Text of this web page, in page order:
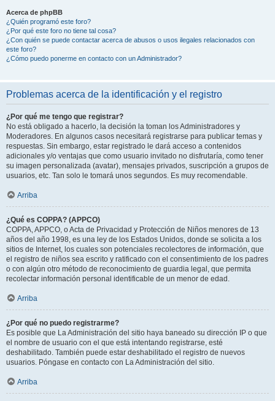
Acerca de phpBB
¿Quién programó este foro?
¿Por qué este foro no tiene tal cosa?
¿Con quién se puede contactar acerca de abusos o usos ilegales relacionados con
este foro?
¿Cómo puedo ponerme en contacto con un Administrador?
Problemas acerca de la identificación y el registro
¿Por qué me tengo que registrar?
No está obligado a hacerlo, la decisión la toman los Administradores y
Moderadores. En algunos casos necesitará registrarse para publicar temas y
respuestas. Sin embargo, estar registrado le dará acceso a contenidos
adicionales y/o ventajas que como usuario invitado no disfrutaría, como tener
su imagen personalizada (avatar), mensajes privados, suscripción a grupos de
usuarios, etc. Tan solo le tomará unos segundos. Es muy recomendable.
Arriba
¿Qué es COPPA? (APPCO)
COPPA, APPCO, o Acta de Privacidad y Protección de Niños menores de 13
años del año 1998, es una ley de los Estados Unidos, donde se solicita a los
sitios de Internet, los cuales son potenciales recolectores de información, que
el registro de niños sea escrito y ratificado con el consentimiento de los padres
o con algún otro método de reconocimiento de guardia legal, que permita
recolectar información personal identificable de un menor de edad.
Arriba
¿Por qué no puedo registrarme?
Es posible que La Administración del sitio haya baneado su dirección IP o que
el nombre de usuario con el que está intentando registrarse, esté
deshabilitado. También puede estar deshabilitado el registro de nuevos
usuarios. Póngase en contacto con La Administración del sitio.
Arriba